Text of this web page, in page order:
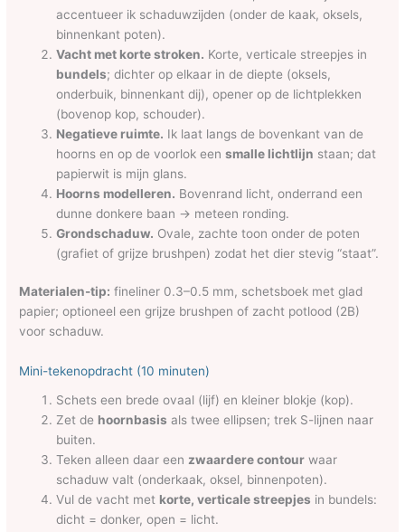
accentueer ik schaduwzijden (onder de kaak, oksels,
binnenkant poten).
Vacht met korte stroken. Korte, verticale streepjes in
bundels; dichter op elkaar in de diepte (oksels,
onderbuik, binnenkant dij), opener op de lichtplekken
(bovenop kop, schouder).
Negatieve ruimte. Ik laat langs de bovenkant van de
hoorns en op de voorlok eensmalle lichtlijn staan; dat
papierwit is mijn glans.
Hoorns modelleren. Bovenrand licht, onderrand een
dunne donkere baan → meteen ronding.
Grondschaduw. Ovale, zachte toon onder de poten
(grafiet of grijze brushpen) zodat het dier stevig “staat”.
Materialen-tip: fineliner 0.3–0.5 mm, schetsboek met glad
papier; optioneel een grijze brushpen of zacht potlood (2B)
voor schaduw.
Mini-tekenopdracht (10 minuten)
Schets een brede ovaal (lijf) en kleiner blokje (kop).
Zet de hoornbasis als twee ellipsen; trek S-lijnen naar
buiten.
Teken alleen daar een zwaardere contour waar
schaduw valt (onderkaak, oksel, binnenpoten).
Vul de vacht met korte, verticale streepjes in bundels:
dicht = donker, open = licht.